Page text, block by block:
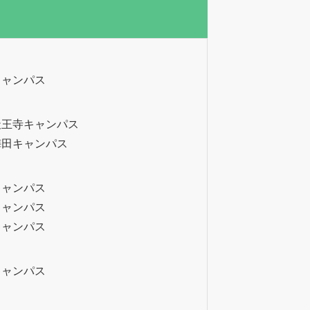
ンパス
寺キャンパス
キャンパス
ンパス
ンパス
ンパス
ンパス